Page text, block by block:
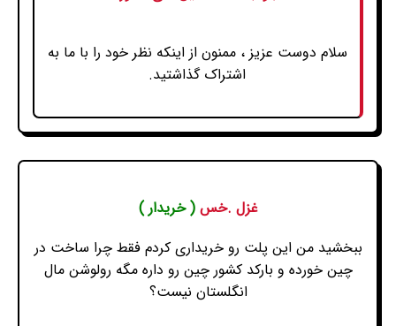
سلام دوست عزیز ، ممنون از اینکه نظر خود را با ما به
اشتراک گذاشتید.
غزل .خس( خریدار )
ببخشید من این پلت رو خریداری کردم فقط چرا ساخت در
چین خورده و بارکد کشور چین رو داره مگه رولوشن مال
انگلستان نیست؟